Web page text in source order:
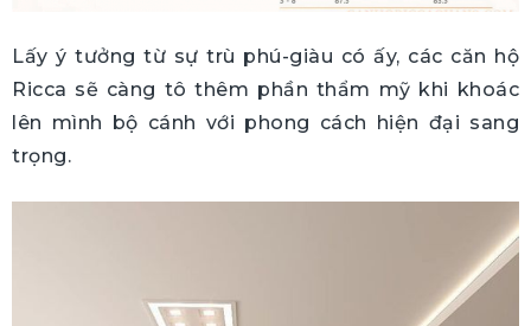
Lấy ý tưởng từ sự trù phú-giàu có ấy, các căn hộ
Ricca sẽ càng tô thêm phần thẩm mỹ khi khoác
lên mình bộ cánh với phong cách hiện đại sang
trọng.